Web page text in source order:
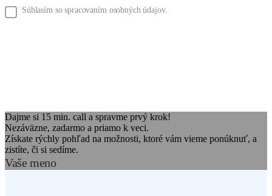
Súhlasím so spracovaním osobných údajov.
Dajme si 15 min. call a spravme prvý krok!
Nezáväzne, zadarmo a priamo k veci.
Získate rýchly pohľad na možnosti, ktoré vám vieme ponúknuť, a
zistíte, či si sedíme.
Vaše meno